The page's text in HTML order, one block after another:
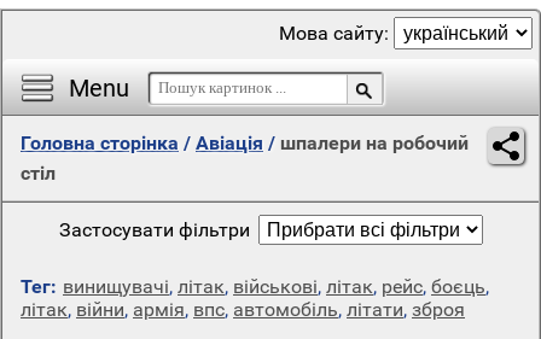
Menu
Мова сайту:
Головна сторінка / Авіація / шпалери на робочий
стіл
Застосувати фільтри
Тег: винищувачі, літак, військові, літак, рейс, боєць,
літак, війни, армія, впс, автомобіль, літати, зброя